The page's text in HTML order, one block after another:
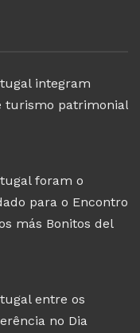
integram
turismo patrimonial
foram o
para o Encontro
más Bonitos del
entre os
no Dia